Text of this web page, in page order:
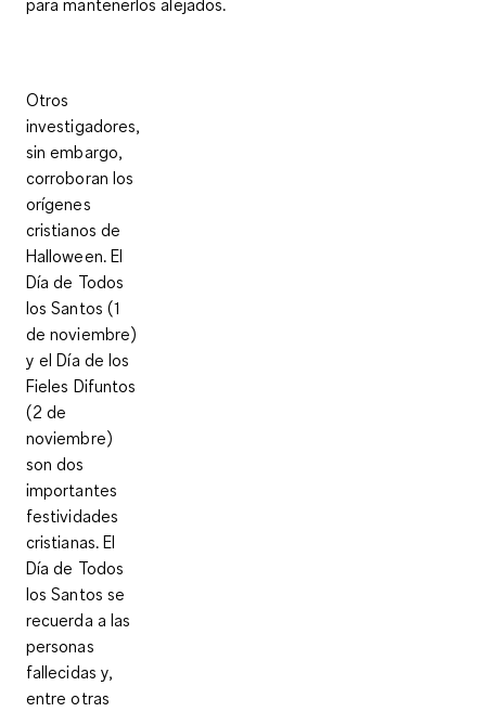
para mantenerlos alejados.
Otros
investigadores,
sin embargo,
corroboran los
orígenes
cristianos de
Halloween. El
Día de Todos
los Santos (1
de noviembre)
y el Día de los
Fieles Difuntos
(2 de
noviembre)
son dos
importantes
festividades
cristianas. El
Día de Todos
los Santos se
recuerda a las
personas
fallecidas y,
entre otras